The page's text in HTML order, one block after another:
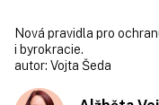
Nová pravidla pro
i byrokracie.
autor: Vojta Šeda